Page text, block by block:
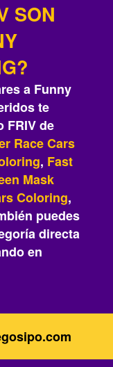
SON
a Funny
te
FRIV de
Race Cars
, Fast
Mask
Coloring,
puedes
directa
en